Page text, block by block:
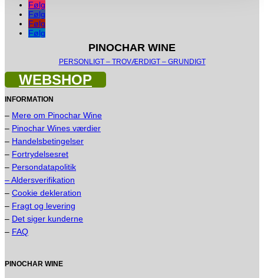
Følg
Følg
Følg
Følg
PINOCHAR WINE
PERSONLIGT – TROVÆRDIGT – GRUNDIGT
WEBSHOP
INFORMATION
– Mere om Pinochar Wine
– Pinochar Wines værdier
– Handelsbetingelser
– Fortrydelsesret
– Persondatapolitik
– Aldersverifikation
– Cookie dekleration
– Fragt og levering
– Det siger kunderne
– FAQ
PINOCHAR WINE